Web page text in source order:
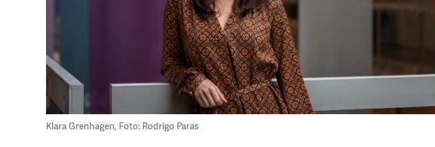
Klara Grenhagen, Foto: Rodrigo Paras